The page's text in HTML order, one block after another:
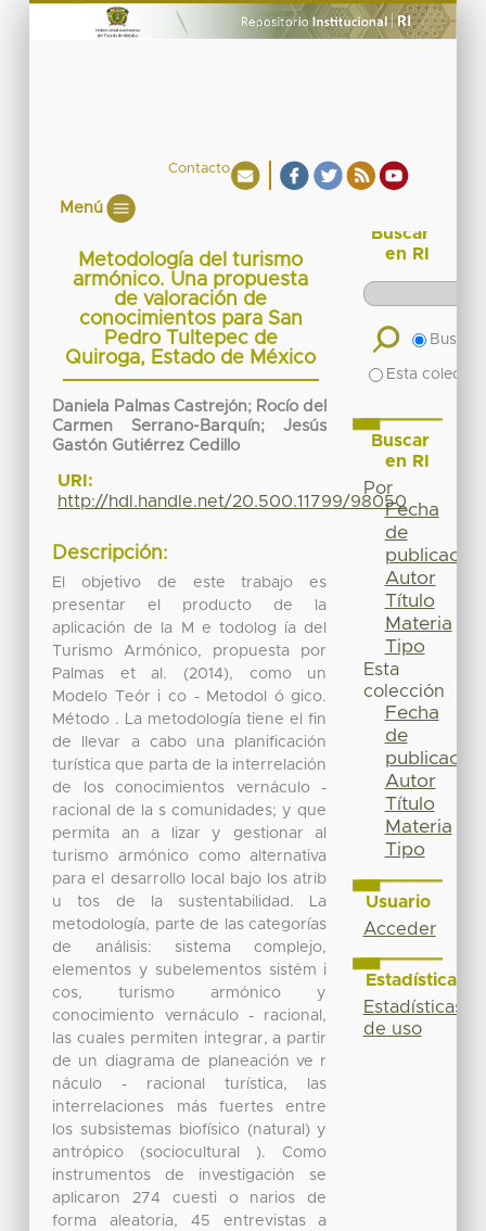
Contacto
Menú
Metodología del turismo
armónico. Una propuesta
de valoración de
conocimientos para San
Pedro Tultepec de
Quiroga, Estado de México
Daniela Palmas Castrejón; Rocío del
Carmen Serrano-Barquín; Jesús
Gastón Gutiérrez Cedillo
URI:
http://hdl.handle.net/20.500.11799/98050
Descripción:
El objetivo de este trabajo es
presentar el producto de la
aplicación de la M e todolog ía del
Turismo Armónico, propuesta por
Palmas et al. (2014), como un
Modelo Teór i co - Metodol ó gico.
Método . La metodología tiene el fin
de llevar a cabo una planificación
turística que parta de la interrelación
de los conocimientos vernáculo -
racional de la s comunidades; y que
permita an a lizar y gestionar al
turismo armónico como alternativa
para el desarrollo local bajo los atrib
u tos de la sustentabilidad. La
metodología, parte de las categorías
de análisis: sistema complejo,
elementos y subelementos sistém i
cos, turismo armónico y
conocimiento vernáculo - racional,
las cuales permiten integrar, a partir
de un diagrama de planeación ve r
náculo - racional turística, las
interrelaciones más fuertes entre
los subsistemas biofísico (natural) y
antrópico (sociocultural ). Como
instrumentos de investigación se
aplicaron 274 cuesti o narios de
forma aleatoria, 45 entrevistas a
Buscar
en RI
Buscar
Esta
Buscar
en RI
Por
Fecha
de
publicación
Autor
Título
Materia
Tipo
Esta
colección
Fecha
de
publicación
Autor
Título
Materia
Tipo
Usuario
Acceder
Estadísticas
Estadísticas
de uso